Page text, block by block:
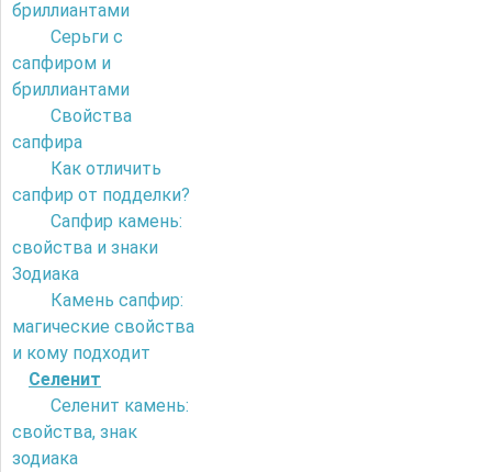
бриллиантами
Серьги с
сапфиром и
бриллиантами
Свойства
сапфира
Как отличить
сапфир от подделки?
Сапфир камень:
свойства и знаки
Зодиака
Камень сапфир:
магические свойства
и кому подходит
Селенит
Селенит камень:
свойства, знак
зодиака